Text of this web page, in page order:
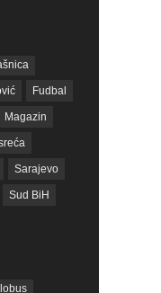
Fudbal
Magazin
Sarajevo
Sud BiH